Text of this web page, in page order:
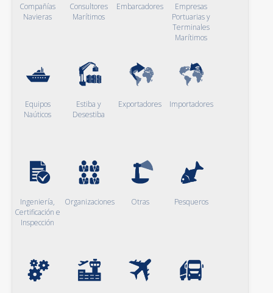
Compañías
Navieras
Consultores
Marítimos
Embarcadores
Empresas
Portuarias y
Terminales
Marítimos
Equipos
Naúticos
Estiba y
Desestiba
Exportadores Importadores
Ingeniería,
Certificación e
Inspección
Organizaciones Otras Pesqueros